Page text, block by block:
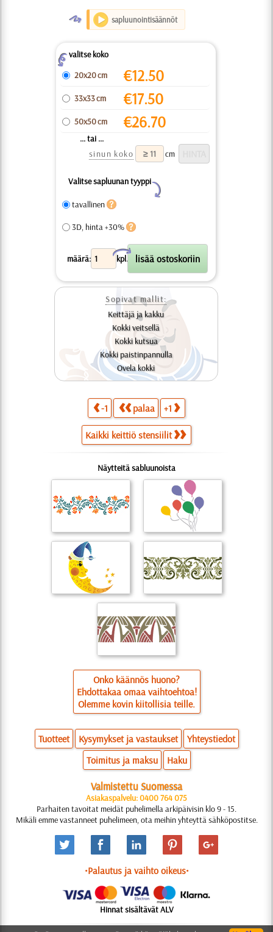
O sapluunointisäännöt
Zvalitse koko
20x20 cm
€12.50
33x33 cm €17.50
50x50 cm €26.70
... tai ...
sinun koko
cm
Valitse sapluunan tyyppi
Y
tavallinen
3D, hinta +30%
määrä: kpl.
X
Sopivat mallit:
Keittäjä ja kakku
Kokki veitsellä
Kokki kutsua
Kokki paistinpannulla
Ovela kokki
-1 palaa +1
Kaikki keittiö stensiilit
Näytteitä sabluunoista
Onko käännös huono?
Ehdottakaa omaa vaihtoehtoa!
Olemme kovin kiitollisia teille.
Tuotteet Kysymykset ja vastaukset
Yhteystiedot
Toimitus ja maksu
Haku
Valmistettu Suomessa
Asiakaspalvelu: 0400 764 075
Parhaiten tavoitat meidät puhelimella arkipäivisin klo 9 - 15.
Mikäli emme vastanneet puhelimeen, ota meihin yhteyttä sähköpostitse.
•Palautus ja vaihto oikeus•
Hinnat sisältävät ALV